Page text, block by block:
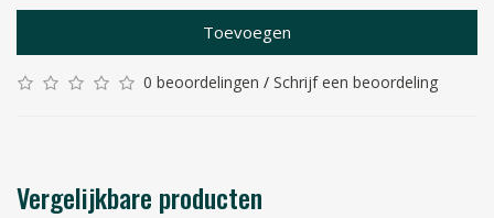
Toevoegen
0 beoordelingen / Schrijf een beoordeling
Vergelijkbare producten